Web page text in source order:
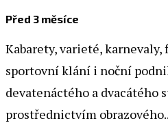
Před 3 měsíce
Kabarety, varieté,
sportovní klání i noční
devatenáctého a dvacátého
prostřednictvím